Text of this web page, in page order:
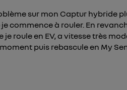
sur mon Captur hybride
commence à rouler. En
roule en EV, a vitesse très
puis rebascule en My